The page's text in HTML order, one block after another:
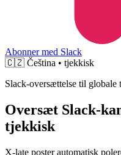
Abonner med Slack
🇨🇿 Čeština • tjekkisk
Slack-oversættelse til globale
Oversæt Slack-
tjekkisk
X-late poster automatisk